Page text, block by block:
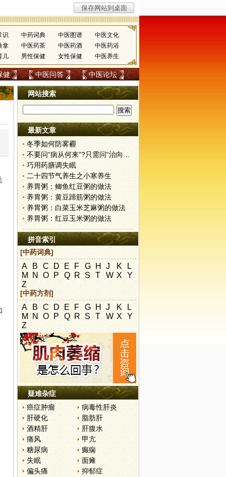
识 中药词典 中医图谱
中医文化
拿
中医药茶 中医药酒
中医药浴
儿
男性保健 女性保健 中医养生
健 中医问答 中医论坛
网站搜索
最新文章
冬季如何防雾霾
不要问“病从何来”?只需问“治向何去”?
巧用药膳调失眠
二十四节气养生之小寒养生
养胃粥：鲫鱼红豆粥的做法
养胃粥：黄豆蹄筋粥的做法
养胃粥：白菜玉米芝麻粥的做法
养胃粥：红豆玉米粥的做法
拼音索引
[中药词典]
A B C D E F G H J K
L
M N O P Q R S T W X
Y
Z
[中药方剂]
A B C D E F G H J K
L
M N O P Q R S T W X
Y
Z
疑难杂症
癌症肿瘤
病毒性肝炎
肝硬化
脂肪肝
酒精肝
肝腹水
痛风
甲亢
糖尿病
癫痫
失眠
面瘫
偏头痛
抑郁症